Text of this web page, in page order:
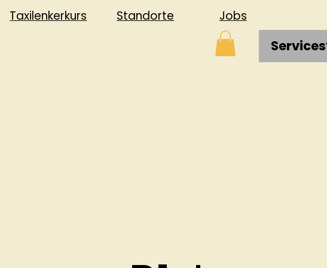
Taxilenkerkurs Standorte Jobs
Services